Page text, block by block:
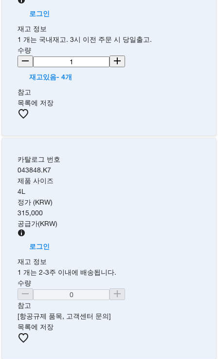
로그인
재고 정보
1 개는 국내재고. 3시 이전 주문 시 당일출고.
수량
재고있음- 4개
참고
목록에 저장
카탈로그 번호
043848.K7
제품 사이즈
4L
정가 (KRW)
315,000
공급가(KRW)
로그인
재고 정보
1 개는 2-3주 이내에 배송됩니다.
수량
참고
[항공규제 품목, 고객센터 문의]
목록에 저장